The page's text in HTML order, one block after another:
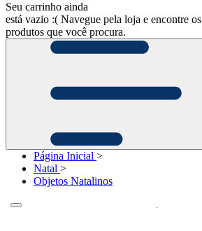
Seu carrinho ainda
está vazio :( Navegue pela loja e encontre os
produtos que você procura.
Página Inicial >
Natal >
Objetos Natalinos